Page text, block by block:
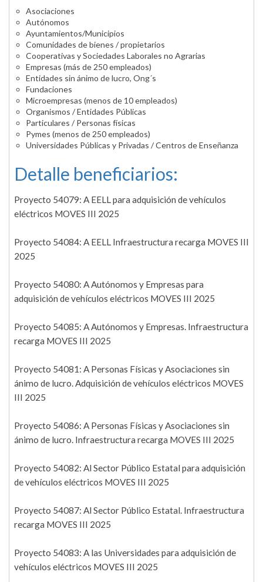
Asociaciones
Autónomos
Ayuntamientos/Municipios
Comunidades de bienes / propietarios
Cooperativas y Sociedades Laborales no Agrarias
Empresas (más de 250 empleados)
Entidades sin ánimo de lucro, Ong´s
Fundaciones
Microempresas (menos de 10 empleados)
Organismos / Entidades Públicas
Particulares / Personas físicas
Pymes (menos de 250 empleados)
Universidades Públicas y Privadas / Centros de Enseñanza
Detalle beneficiarios:
Proyecto 54079: A EELL para adquisición de vehículos
eléctricos MOVES III 2025
Proyecto 54084: A EELL Infraestructura recarga MOVES III
2025
Proyecto 54080: A Autónomos y Empresas para
adquisición de vehículos eléctricos MOVES III 2025
Proyecto 54085: A Autónomos y Empresas. Infraestructura
recarga MOVES III 2025
Proyecto 54081: A Personas Físicas y Asociaciones sin
ánimo de lucro. Adquisición de vehículos eléctricos MOVES
III 2025
Proyecto 54086: A Personas Físicas y Asociaciones sin
ánimo de lucro. Infraestructura recarga MOVES III 2025
Proyecto 54082: Al Sector Público Estatal para adquisición
de vehículos eléctricos MOVES III 2025
Proyecto 54087: Al Sector Público Estatal. Infraestructura
recarga MOVES III 2025
Proyecto 54083: A las Universidades para adquisición de
vehículos eléctricos MOVES III 2025